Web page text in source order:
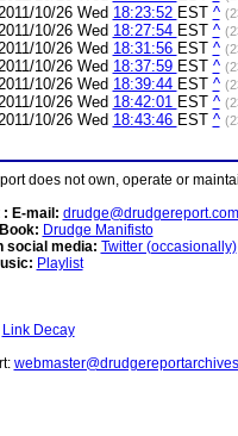
10/26 Wed 18:23:52 EST ^
10/26 Wed 18:27:54 EST ^
10/26 Wed 18:31:56 EST ^
10/26 Wed 18:37:59 EST ^
10/26 Wed 18:39:44 EST ^
10/26 Wed 18:42:01 EST ^
10/26 Wed 18:43:46 EST ^
does not own, operate or
: E-mail: drudge@drudgereport.com
Drudge Manifisto
social media: Twitter (occasionally)
Playlist
Link Decay